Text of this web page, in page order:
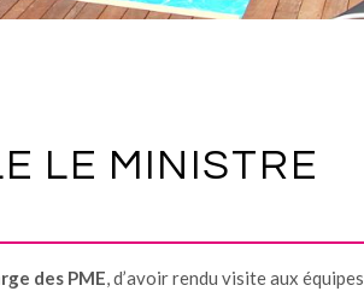
LE MINISTRE
des PME, d’avoir rendu visite aux équipes